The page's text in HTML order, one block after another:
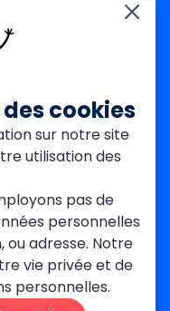
cookies
sur notre site
utilisation des
pas de
personnelles
adresse. Notre
vie privée et de
personnelles.